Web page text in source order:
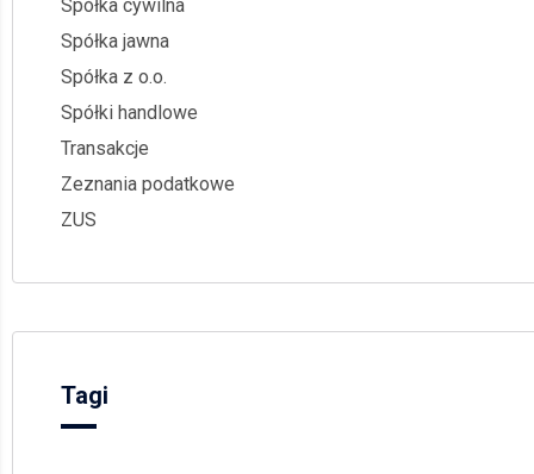
Spółka cywilna
Spółka jawna
Spółka z o.o.
Spółki handlowe
Transakcje
Zeznania podatkowe
ZUS
Tagi